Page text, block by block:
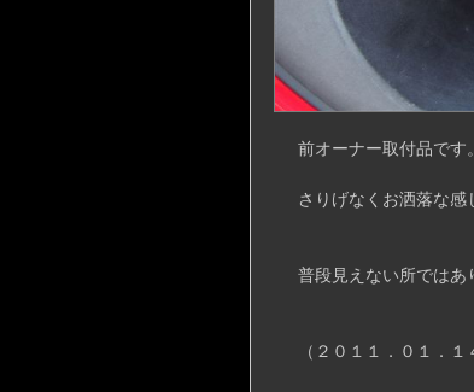
前オーナー取付品です。
さりげなくお洒落な感
普段見えない所ではあ
（２０１１．０１．１